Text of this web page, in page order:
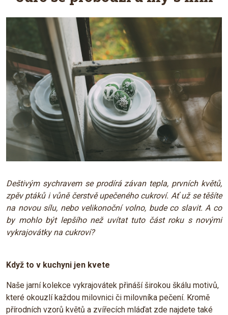
Deštivým sychravem se prodírá závan tepla, prvních květů,
zpěv ptáků i vůně čerstvě upečeného cukroví. Ať už se těšíte
na novou sílu, nebo velikonoční volno, bude co slavit. A co
by mohlo být lepšího než uvítat tuto část roku s novými
vykrajovátky na cukroví?
Když to v kuchyni jen kvete
Naše jarní kolekce vykrajovátek přináší širokou škálu motivů,
které okouzlí každou milovnici či milovníka pečení. Kromě
přírodních vzorů květů a zvířecích mláďat zde najdete také